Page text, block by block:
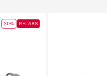
30% RELABS